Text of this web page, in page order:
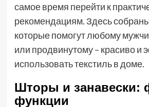
самое время перейти к
рекомендациям. Здесь
которые помогут любому
или продвинутому – красиво и
использовать текстиль в доме.
Шторы и занавески:
функции